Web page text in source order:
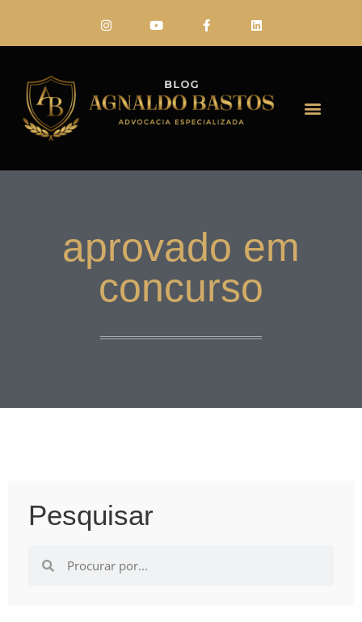
aprovado em
concurso
Pesquisar